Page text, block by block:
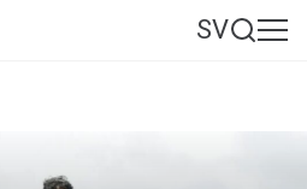
SV